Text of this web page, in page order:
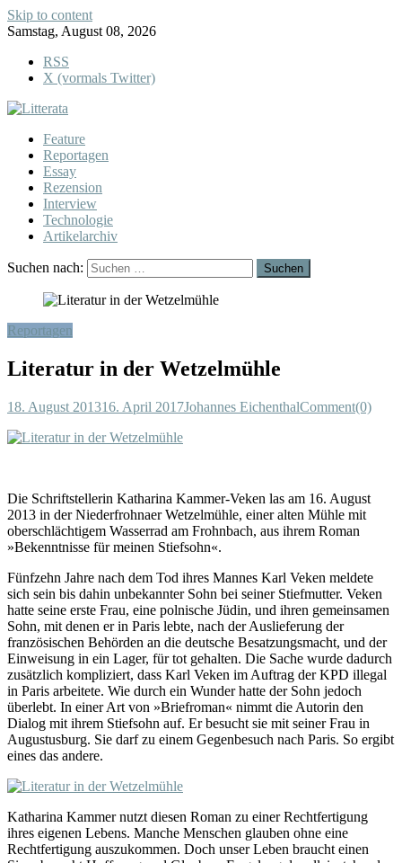
Skip to content
Samstag, August 08, 2026
RSS
X (vormals Twitter)
Feature
Reportagen
Essay
Rezension
Interview
Technologie
Artikelarchiv
Suchen nach:
Reportagen
Literatur in der Wetzelmühle
18. August 201316. April 2017Johannes EichenthalComment(0)
Die Schriftstellerin Katharina Kammer-Veken las am 16. August
2013 in der Niederfrohnaer Wetzelmühle, einer alten Mühle mit
oberschlächtigem Wasserrad am Frohnbach, aus ihrem Roman
»Bekenntnisse für meinen Stiefsohn«.
Fünfzehn Jahre nach dem Tod ihres Mannes Karl Veken meldete
sich sein bis dahin unbekannter Sohn bei seiner Stiefmutter. Veken
hatte seine erste Frau, eine polnische Jüdin, und ihren gemeinsamen
Sohn, mit denen er in Paris lebte, nach der Auslieferung der
französischen Behörden an die deutsche Besatzungsmacht, und der
Einweisung in ein Lager, für tot gehalten. Die Sache wurde dadurch
zusätzlich kompliziert, dass Karl Veken im Auftrag der KPD illegal
in Paris arbeitete. Wie durch ein Wunder hatte der Sohn jedoch
überlebt. In einer Art von »Briefroman« nimmt die Autorin den
Dialog mit ihrem Stiefsohn auf. Er besucht sie mit seiner Frau in
Augustusburg. Sie darf zu einem Gegenbesuch nach Paris. So ergibt
eines das andere.
Katharina Kammer nutzt diesen Roman zu einer Rechtfertigung
ihres eigenen Lebens. Manche Menschen glauben ohne eine
Rechtfertigung auszukommen. Doch unser Leben braucht einen